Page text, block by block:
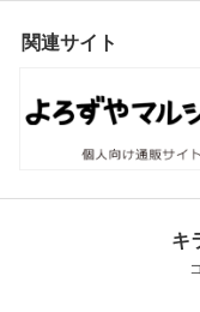
関連サイト
キ